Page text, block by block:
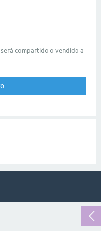
compartido o vendido a